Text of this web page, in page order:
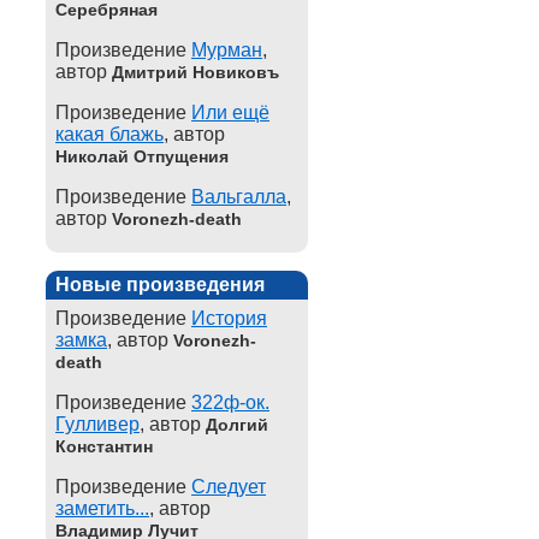
Серебряная
Произведение Мурман,
автор Дмитрий Новиковъ
Произведение Или ещё
какая блажь, автор
Николай Отпущения
Произведение Вальгалла,
автор Voronezh-death
Новые произведения
Произведение История
замка, автор Voronezh-
death
Произведение 322ф-ок.
Гулливер, автор Долгий
Константин
Произведение Следует
заметить..., автор
Владимир Лучит